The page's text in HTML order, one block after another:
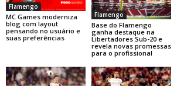
Flamengo
MC Games moderniza
blog com layout
pensando no usuário e
suas preferências
Flamengo
Base do Flamengo
ganha destaque na
Libertadores Sub-20 e
revela novas promessas
para o profissional